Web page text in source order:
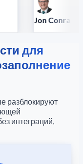
Jon Conradt
для
разблокируют
интеграций,